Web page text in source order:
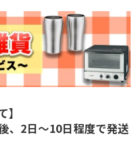
】
、2日～10日程度で発送